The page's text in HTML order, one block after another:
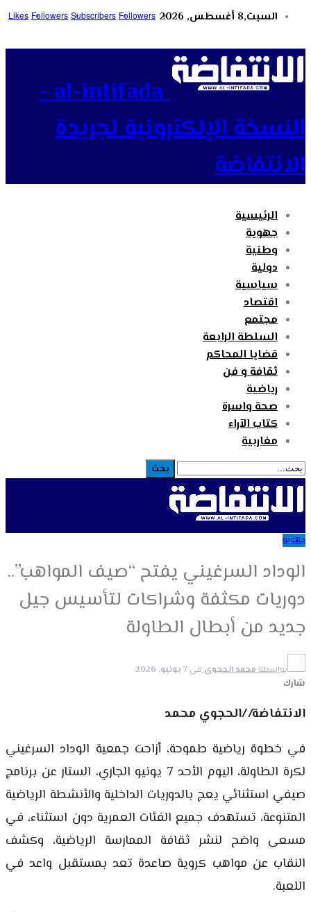
Likes Followers Subscribers Followers السبت,8 أغسطس, 2026
al-intifada -
النسخة الإلكترونية لجريدة
الانتفاضة
الرئيسية
جهوية
وطنية
دولية
سياسية
اقتصاد
مجتمع
السلطة الرابعة
قضايا المحاكم
ثقافة و فن
رياضية
صحة واسرة
كتاب الآراء
مغاربية
جهوية
الوداد السرغيني يفتح “صيف المواهب”..
دوريات مكثفة وشراكات لتأسيس جيل
جديد من أبطال الطاولة
بواسطةمحمد الحجوي في 7 يونيو, 2026
شارك
الانتفاضة//الحجوي محمد
في خطوة رياضية طموحة، أزاحت جمعية الوداد السرغيني
لكرة الطاولة، اليوم الأحد 7 يونيو الجاري، الستار عن برنامج
صيفي استثنائي يعج بالدوريات الداخلية والأنشطة الرياضية
المتنوعة، تستهدف جميع الفئات العمرية دون استثناء، في
مسعى واضح لنشر ثقافة الممارسة الرياضية، وكشف
النقاب عن مواهب كروية صاعدة تعد بمستقبل واعد في
اللعبة.